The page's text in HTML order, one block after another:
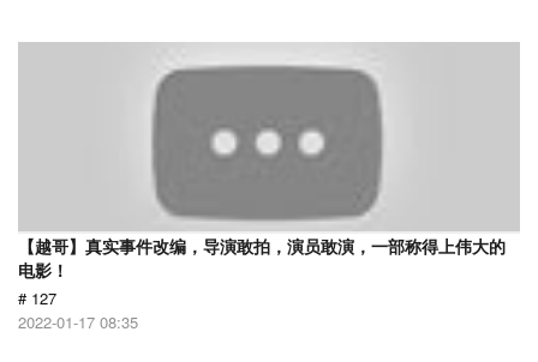
【越哥】真实事件改编，导演敢拍，演员敢演，一部称得上伟大的
电影！
# 127
2022-01-17 08:35